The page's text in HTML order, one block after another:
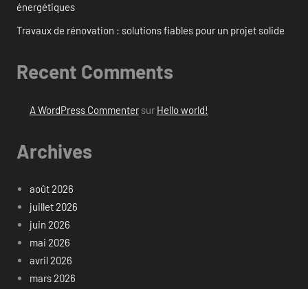
énergétiques
Travaux de rénovation : solutions fiables pour un projet solide
Recent Comments
A WordPress Commentersur Hello world!
Archives
août 2026
juillet 2026
juin 2026
mai 2026
avril 2026
mars 2026